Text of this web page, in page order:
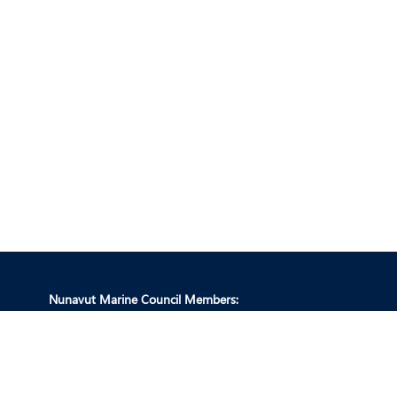
Nunavut Marine Council Members: